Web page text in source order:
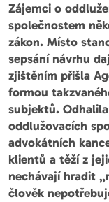
Zájemci o
společnostem
zákon. Místo
sepsání návrhu
zjištěním přišla
formou
subjektů.
oddlužovacích
advokátních
klientů a těží z
nechávají hradit
člověk